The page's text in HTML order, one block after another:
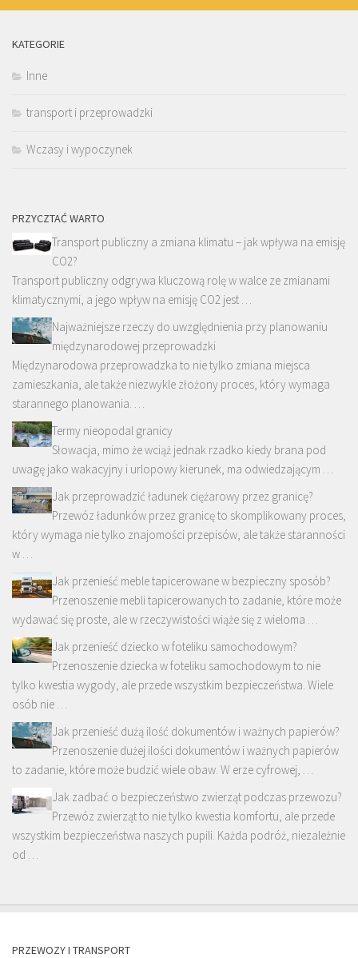
KATEGORIE
Inne
transport i przeprowadzki
Wczasy i wypoczynek
PRZYCZTAĆ WARTO
Transport publiczny a zmiana klimatu – jak wpływa na emisję
CO2?
Transport publiczny odgrywa kluczową rolę w walce ze zmianami
klimatycznymi, a jego wpływ na emisję CO2 jest …
Najważniejsze rzeczy do uwzględnienia przy planowaniu
międzynarodowej przeprowadzki
Międzynarodowa przeprowadzka to nie tylko zmiana miejsca
zamieszkania, ale także niezwykle złożony proces, który wymaga
starannego planowania. …
Termy nieopodal granicy
Słowacja, mimo że wciąż jednak rzadko kiedy brana pod
uwagę jako wakacyjny i urlopowy kierunek, ma odwiedzającym …
Jak przeprowadzić ładunek ciężarowy przez granicę?
Przewóz ładunków przez granicę to skomplikowany proces,
który wymaga nie tylko znajomości przepisów, ale także staranności
w …
Jak przenieść meble tapicerowane w bezpieczny sposób?
Przenoszenie mebli tapicerowanych to zadanie, które może
wydawać się proste, ale w rzeczywistości wiąże się z wieloma …
Jak przenieść dziecko w foteliku samochodowym?
Przenoszenie dziecka w foteliku samochodowym to nie
tylko kwestia wygody, ale przede wszystkim bezpieczeństwa. Wiele
osób nie …
Jak przenieść dużą ilość dokumentów i ważnych papierów?
Przenoszenie dużej ilości dokumentów i ważnych papierów
to zadanie, które może budzić wiele obaw. W erze cyfrowej, …
Jak zadbać o bezpieczeństwo zwierząt podczas przewozu?
Przewóz zwierząt to nie tylko kwestia komfortu, ale przede
wszystkim bezpieczeństwa naszych pupili. Każda podróż, niezależnie
od …
PRZEWOZY I TRANSPORT